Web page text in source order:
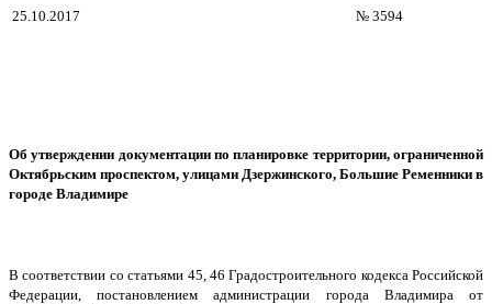
25.10.2017 № 3594
Об утверждении документации по планировке территории, ограниченной
Октябрьским проспектом, улицами Дзержинского, Большие Ременники в
городе Владимире
В соответствии со статьями 45, 46 Градостроительного кодекса Российской
Федерации, постановлением администрации города Владимира от